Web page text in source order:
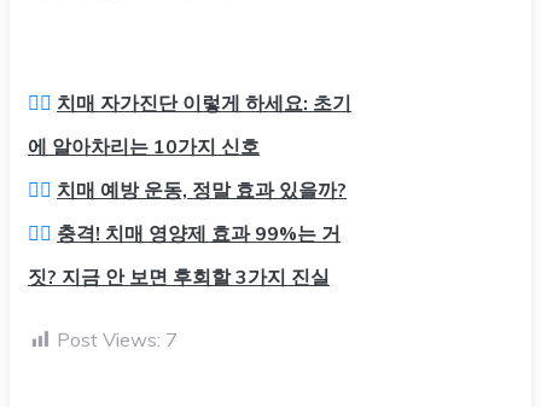
👉🏻 치매 자가진단 이렇게 하세요: 초기
에 알아차리는 10가지 신호
👉🏻 치매 예방 운동, 정말 효과 있을까?
👉🏻 충격! 치매 영양제 효과 99%는 거
짓? 지금 안 보면 후회할 3가지 진실
Post Views: 7